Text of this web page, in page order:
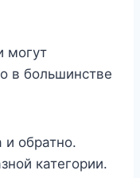
могут
в большинстве
и обратно.
категории.